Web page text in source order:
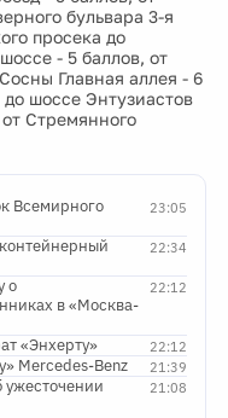
бульвара 3-я
просека до
- 5 баллов, от
Главная аллея - 6
шоссе Энтузиастов
Стремянного
23:05
Всемирного
22:34
22:12
о
в «Москва-
22:12
«Энхерту»
21:39
Mercedes-Benz
21:08
ужесточении